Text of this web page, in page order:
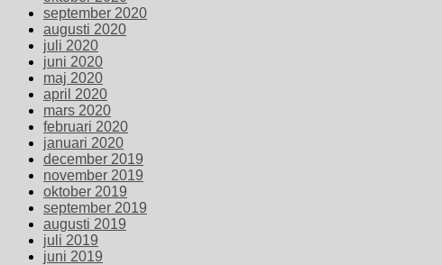
september 2020
augusti 2020
juli 2020
juni 2020
maj 2020
april 2020
mars 2020
februari 2020
januari 2020
december 2019
november 2019
oktober 2019
september 2019
augusti 2019
juli 2019
juni 2019